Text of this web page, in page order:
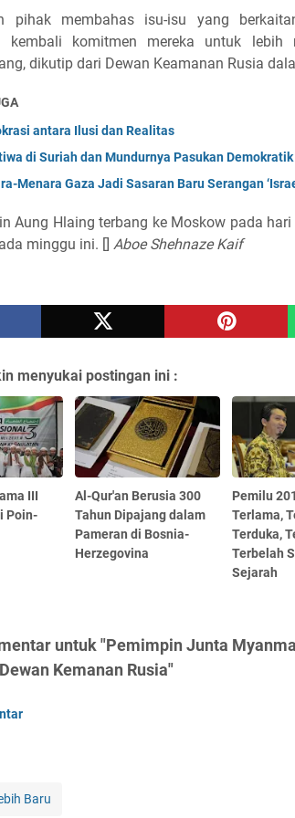
pihak membahas isu-isu yang
kembali komitmen mereka untuk lebih
dikutip dari Dewan Keamanan Rusia
antara Ilusi dan Realitas
di Suriah dan Mundurnya Pasukan Demokratik
Menara Gaza Jadi Sasaran Baru Serangan
Aung Hlaing terbang ke Moskow pada
minggu ini. [] Aboe Shehnaze Kaif
menyukai postingan ini :
III
Poin-
Al-Qur'an Berusia 300
Tahun Dipajang dalam
Pameran di Bosnia-
Herzegovina
Pemilu
Terlama,
Terduka,
Terbelah
Sejarah
untuk "Pemimpin Junta
Kemanan Rusia"
Baru